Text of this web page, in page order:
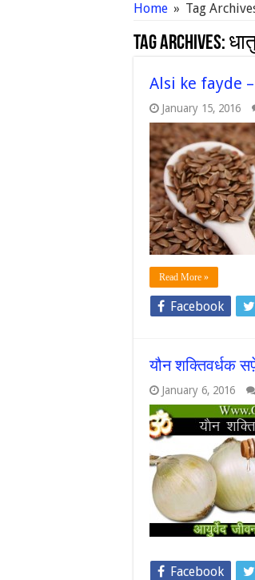
Home » Tag
Tag Archives:
Alsi ke fayde –
January 15, 2016
Read More »
Facebook
यौन शक्तिवर्धक
January 6, 2016
Facebook